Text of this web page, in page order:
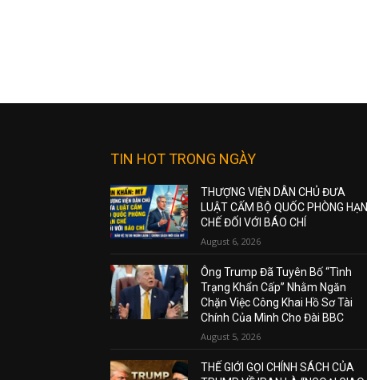
TIN HOT TRONG NGÀY
THƯỢNG VIỆN DÂN CHỦ ĐƯA
LUẬT CẤM BỘ QUỐC PHÒNG HẠN
CHẾ ĐỐI VỚI BÁO CHÍ
August 6, 2026
Ông Trump Đã Tuyên Bố “Tình
Trạng Khẩn Cấp” Nhằm Ngăn
Chặn Việc Công Khai Hồ Sơ Tài
Chính Của Mình Cho Đài BBC
August 5, 2026
THẾ GIỚI GỌI CHÍNH SÁCH CỦA